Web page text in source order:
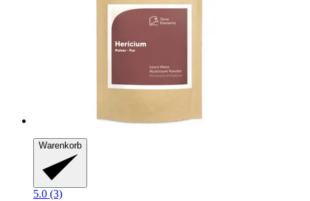
Warenkorb
5.0 (3)